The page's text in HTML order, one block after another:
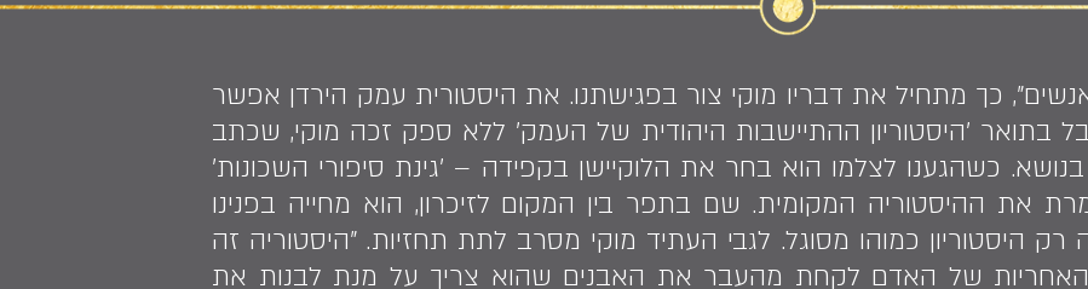
כך מתחיל את דבריו מוקי צור בפגישתנו. את היסטורית עמק הירדן אפשר
בתואר 'היסטוריון ההתיישבות היהודית של העמק' ללא ספק זכה מוקי, שכתב
כשהגענו לצלמו הוא בחר את הלוקיישן בקפידה – 'גינת סיפורי השכונות'
את ההיסטוריה המקומית. שם בתפר בין המקום לזיכרון, הוא מחייה בפנינו
היסטוריון כמוהו מסוגל. לגבי העתיד מוקי מסרב לתת תחזיות. "היסטוריה זה
של האדם לקחת מהעבר את האבנים שהוא צריך על מנת לבנות את